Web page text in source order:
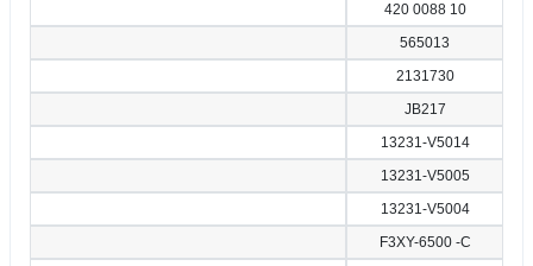
420 0088 10
565013
2131730
JB217
13231-V5014
13231-V5005
13231-V5004
F3XY-6500 -C